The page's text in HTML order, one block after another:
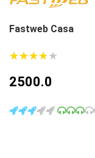
Fastweb Casa
★★★★★
★★★★★
2500.0